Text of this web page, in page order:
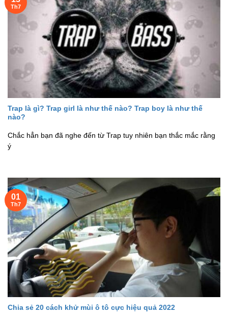
Trap là gì? Trap girl là như thế nào? Trap boy là như thế
nào?
Chắc hẳn bạn đã nghe đến từ Trap tuy nhiên bạn thắc mắc rằng
ý
Th7
Chia sẻ 20 cách khử mùi ô tô cực hiệu quả 2022
01
Th7